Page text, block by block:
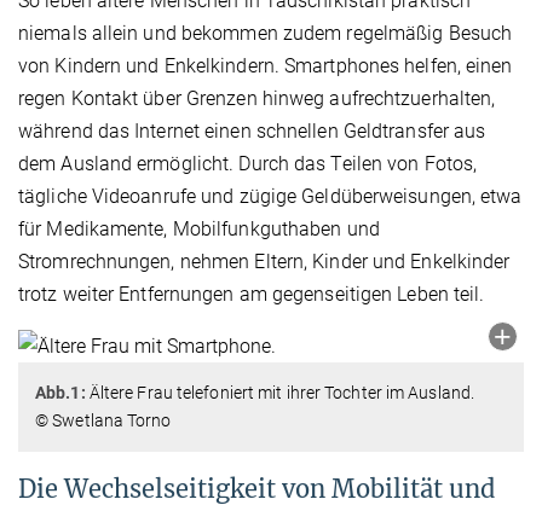
niemals allein und bekommen zudem regelmäßig Besuch
von Kindern und Enkelkindern. Smartphones helfen, einen
regen Kontakt über Grenzen hinweg aufrechtzuerhalten,
während das Internet einen schnellen Geldtransfer aus
dem Ausland ermöglicht. Durch das Teilen von Fotos,
tägliche Videoanrufe und zügige Geldüberweisungen, etwa
für Medikamente, Mobilfunkguthaben und
Stromrechnungen, nehmen Eltern, Kinder und Enkelkinder
trotz weiter Entfernungen am gegenseitigen Leben teil.
Abb.1: Ältere Frau telefoniert mit ihrer Tochter im Ausland.
© Swetlana Torno
Die Wechselseitigkeit von Mobilität und